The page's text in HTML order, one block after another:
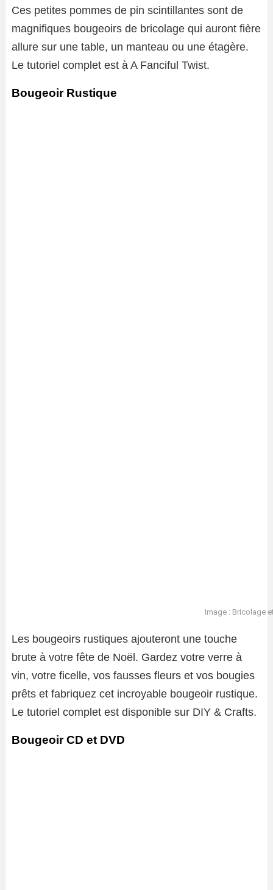
Ces petites pommes de pin scintillantes sont de
magnifiques bougeoirs de bricolage qui auront fière
allure sur une table, un manteau ou une étagère.
Le tutoriel complet est à A Fanciful Twist.
Bougeoir Rustique
Image : Bricolage
Les bougeoirs rustiques ajouteront une touche
brute à votre fête de Noël. Gardez votre verre à
vin, votre ficelle, vos fausses fleurs et vos bougies
prêts et fabriquez cet incroyable bougeoir rustique.
Le tutoriel complet est disponible sur DIY & Crafts.
Bougeoir CD et DVD